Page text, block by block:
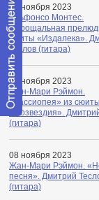
10 ноября 2023
Альфонсо Монтес.
«Прощальная
сюиты «Издалека».
Теслов (гитара)
08 ноября 2023
Жан-Мари Рэймон.
«Кассиопея» из сюиты
«Созвездия».
(гитара)
08 ноября 2023
Жан-Мари Рэймон.
песня». Дмитрий
(гитара)
Отправить
модератору